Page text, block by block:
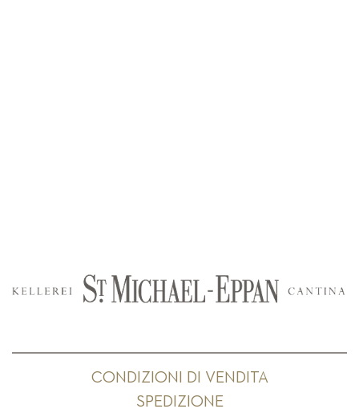
CONDIZIONI DI VENDITA
SPEDIZIONE